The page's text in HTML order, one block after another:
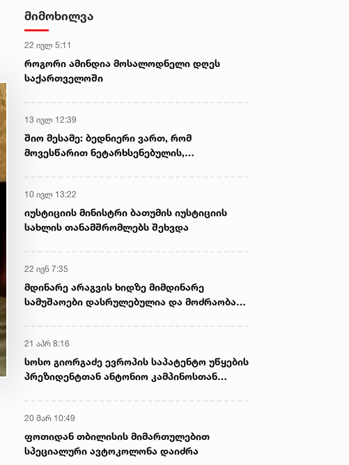
მიაყენა
მიმოხილვა
22 ივლ 5:11
როგორი ამინდია მოსალოდნელი დღეს
საქართველოში
13 ივლ 12:39
შიო მესამე: ბედნიერი ვართ, რომ
მოვესწარით ნეტარხსენებულის,
10 ივლ 13:22
იუსტიციის მინისტრი ბათუმის იუსტიციის
სახლის თანამშრომლებს შეხვდა
22 ივნ 7:35
მდინარე არაგვის ხიდზე მიმდინარე
სამუშაოები დასრულებულია და მოძრაობა
21 აპრ 8:16
სოსო გიორგაძე ევროპის საპატენტო უწყების
პრეზიდენტთან ანტონიო კამპინოსთან
20 მარ 10:49
ფოთიდან თბილისის მიმართულებით
სპეციალური ავტოკოლონა დაიძრა